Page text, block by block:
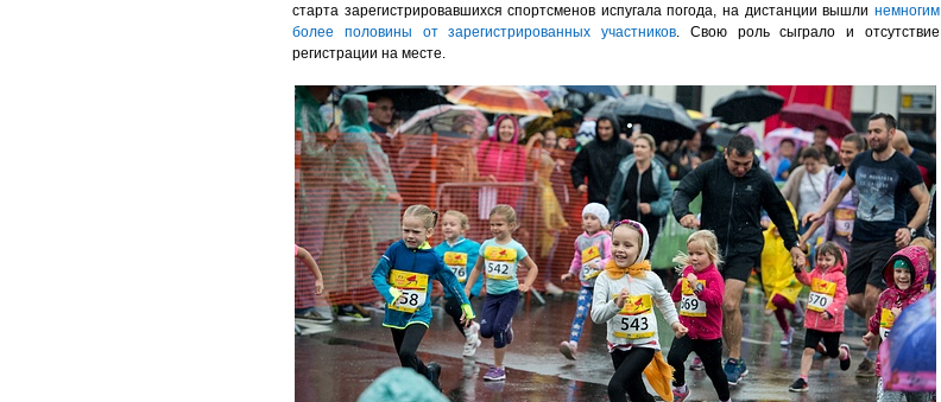
старта зарегистрировавшихся спортсменов испугала погода, на дистанции вышли немногим
более половины от зарегистрированных участников. Свою роль сыграло и отсутствие
регистрации на месте.